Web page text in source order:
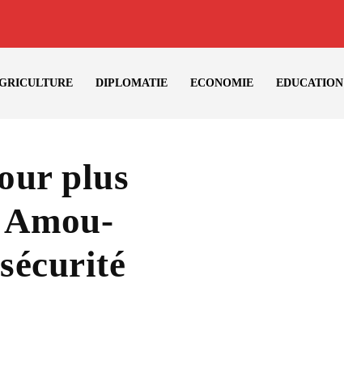
DIPLOMATIE ECONOMIE EDUCATION
plus